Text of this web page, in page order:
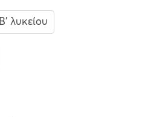
Β' λυκείου